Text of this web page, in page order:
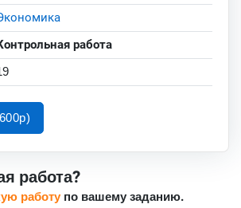
работа
работа?
работу по вашему заданию.